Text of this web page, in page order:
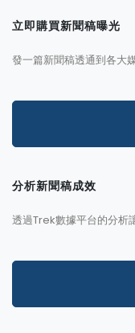
立即購買新聞稿曝光
發一篇新聞稿透通到各大
分析新聞稿成效
透過Trek數據平台的分析